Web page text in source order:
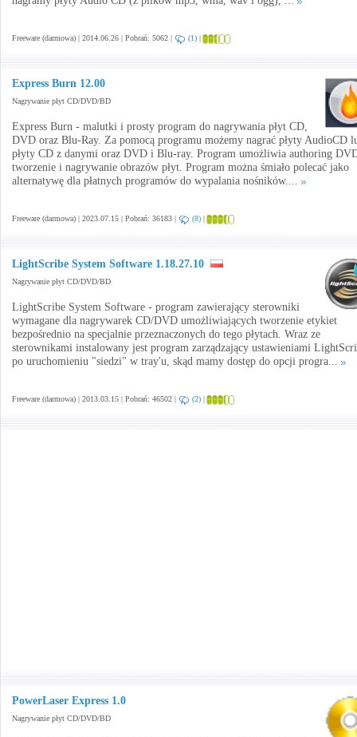
Freeware (darmowa) | 2014.06.26 | Pobrań: 5062 | (1) |
Express Burn 12.00
Nagrywanie płyt CD/DVD/BD
Express Burn - malutki i prosty program do nagrywania płyt CD,
DVD oraz Blu-Ray. Za pomocą programu możemy nagrać płyty AudioCD
płyty CD z danymi oraz DVD i Blu-ray. Program umożliwia authoring
tworzenie i nagrywanie obrazów płyt. Program można śmiało polecać jako
alternatywę dla płatnych programów do wypalania nośników....
Freeware (darmowa) | 2023.07.15 | Pobrań: 36183 | (8) |
LightScribe System Software 1.18.27.10
Nagrywanie płyt CD/DVD/BD
LightScribe System Software - program zawierający sterowniki
wymagane dla nagrywarek CD/DVD umożliwiających tworzenie etykiet
bezpośrednio na specjalnie przeznaczonych do tego płytach. Wraz ze
sterownikami instalowany jest program zarządzający ustawieniami
po uruchomieniu "siedzi" w tray'u, skąd mamy dostęp do opcji progra...
Freeware (darmowa) | 2013.03.15 | Pobrań: 46502 | (2) |
PowerLaser Express 1.0
Nagrywanie płyt CD/DVD/BD